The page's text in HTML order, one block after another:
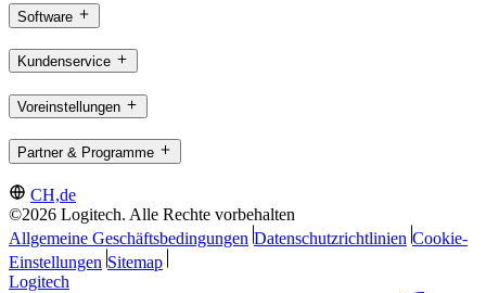
Software
Kundenservice
Voreinstellungen
Partner & Programme
CH,de
©2026 Logitech. Alle Rechte vorbehalten
Allgemeine Geschäftsbedingungen Datenschutzrichtlinien Cookie-
Einstellungen Sitemap
Logitech